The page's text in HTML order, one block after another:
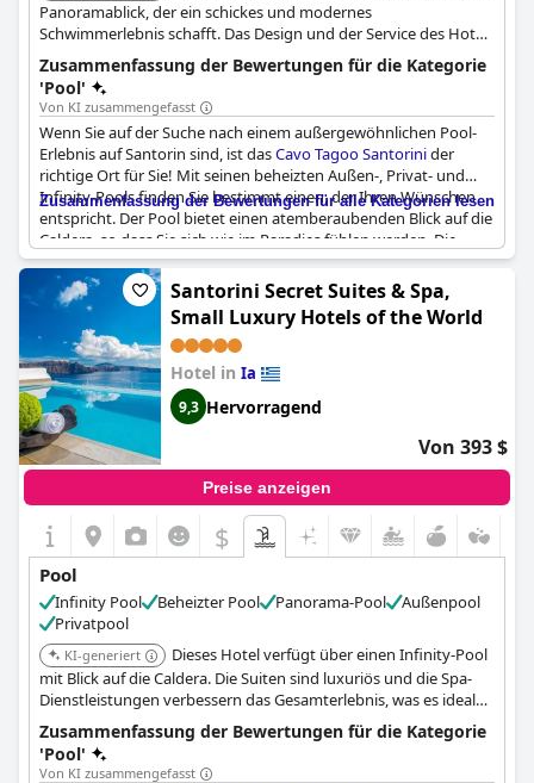
Panoramablick, der ein schickes und modernes
Schwimmerlebnis schafft. Das Design und der Service des Hotels
verbessern die gesamte Pool-Atmosphäre.
Zusammenfassung der Bewertungen für die Kategorie
'Pool'
Von KI zusammengefasst
Wenn Sie auf der Suche nach einem außergewöhnlichen Pool-
Erlebnis auf Santorin sind, ist dasCavo Tagoo Santorinider
richtige Ort für Sie! Mit seinen beheizten Außen-, Privat- und
Infinity-Pools finden Sie bestimmt einen, der Ihren Wünschen
entspricht. Der Pool bietet einen atemberaubenden Blick auf die
Caldera, so dass Sie sich wie im Paradies fühlen werden. Die
musikalische Atmosphäre verleiht der Entspannung am Pool
eine zusätzliche Note. Der Service am Pool ist ebenfalls
lobenswert und die Betten sind sehr bequem. Einige Gäste
empfanden den Pool jedoch als überfüllt und laut, und einige
schlagen vor, dass mehr Schatten zur Verfügung gestellt werden
sollte. Nichtsdestotrotz ist das Erlebnis am Pool, vor allem bei
einem Drink während des Sonnenuntergangs, ein Muss, wenn
man das Hotel besucht. Alles in allem ist ein Aufenthalt im
Tagoo Santorini
nach Ihrer Abreise träumen werden.
Zusammenfassung der Bewertungen für alle Kategorien lesen
Santorini Secret Suites & Spa,
Small Luxury Hotels of the World
Hotel in Ia
9,3 Hervorragend
Von 393 $
Preise anzeigen
$
Pool
Infinity Pool Beheizter Pool Panorama-Pool
Außenpool
Privatpool
KI-generiert
Dieses Hotel verfügt über einen Infinity-Pool
mit Blick auf die Caldera. Die Suiten sind luxuriös und die Spa-
Dienstleistungen verbessern das Gesamterlebnis, was es ideal
zur Entspannung macht.
Zusammenfassung der Bewertungen für die Kategorie
'Pool'
Von KI zusammengefasst